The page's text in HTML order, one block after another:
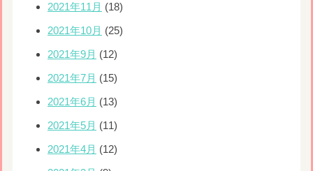
2021年11月 (18)
2021年10月 (25)
2021年9月 (12)
2021年7月 (15)
2021年6月 (13)
2021年5月 (11)
2021年4月 (12)